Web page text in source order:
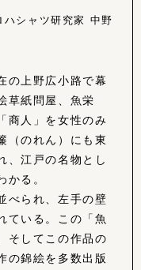
シャツ研究家 中野
の上野広小路で幕
草紙問屋、魚栄
商人」を女性のみ
（のれん）にも東
、江戸の名物とし
かる。
べられ、左手の壁
ている。この「魚
そしてこの作品の
の錦絵を多数出版